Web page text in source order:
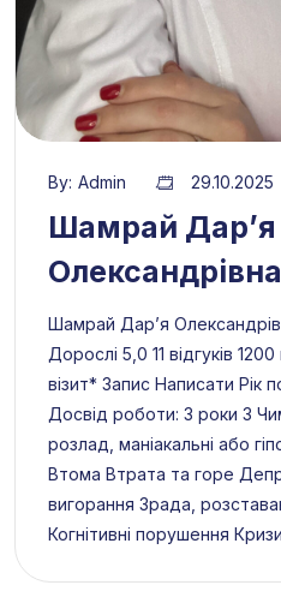
By: Admin 29.10.2025
Шамрай Дар’‎я
Олександрівна
Шамрай Дар’‎я
Дорослі 5,0 11 відгуків
візит* Запис Написати Рік
Досвід роботи: 3 роки З
розлад, маніакальні або
Втома Втрата та горе
вигорання Зрада,
Когнітивні порушення